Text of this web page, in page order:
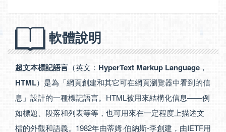
軟體說明
超文本標記語言 （英文： HyperText Markup Language ，
HTML）是為「網頁創建和其它可在網頁瀏覽器中看到的信
息」設計的一種標記語言。HTML被用來結構化信息——例
如標題、段落和列表等等，也可用來在一定程度上描述文
檔的外觀和語義。1982年由蒂姆·伯納斯-李創建，由IETF用